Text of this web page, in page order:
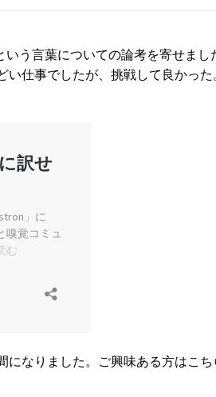
う言葉についての論考を寄せまし
い仕事でしたが、挑戦して良かった
になりました。ご興味ある方はこち